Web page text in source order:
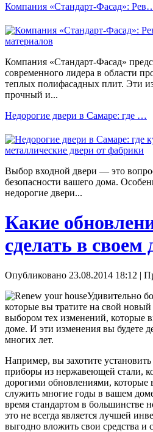
Компания «Стандарт-Фасад»:
Компания «Стандарт-Фасад»
современного лидера в области
теплых полифасадных плит. Эти
прочный и...
Недорогие двери в Самаре: где …
Выбор входной двери — это
безопасности вашего дома.
недорогие двери...
Какие
сделать в своем
Опубликовано 23.08.2014 18:12 |
Удивительно
которые вы тратите на свой
выбором тех изменений, которые
доме. И эти изменения вы будете
многих лет.
Например, вы захотите
приборы из нержавеющей стали,
дорогими обновлениями, которые
служить многие годы в вашем
время стандартом в большинстве
это не всегда является лучшей
выгодно вложить свои средства и